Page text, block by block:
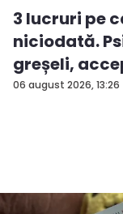
06 august 2026, 13:26
3 lucruri pe
niciodată.
greșeli,